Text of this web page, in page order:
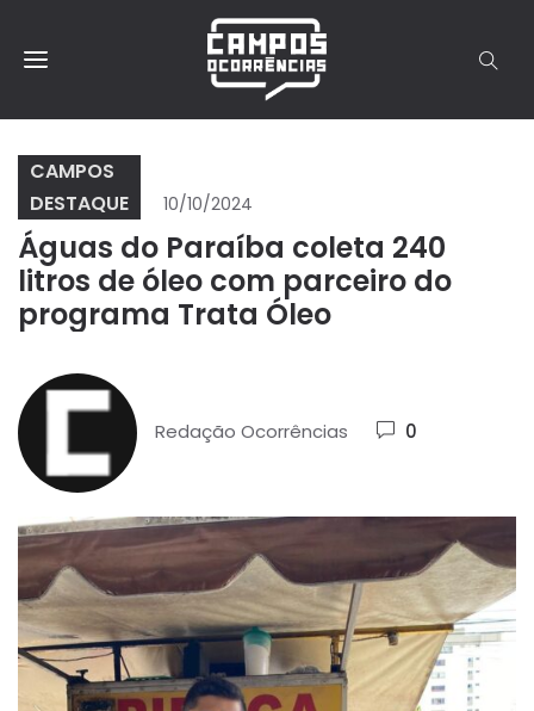
CAMPOS
DESTAQUE
10/10/2024
Águas do Paraíba coleta 240
litros de óleo com parceiro do
programa Trata Óleo
Redação Ocorrências 0